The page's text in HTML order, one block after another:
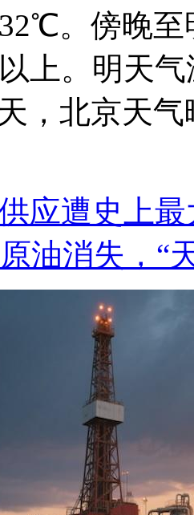
。傍晚至
上。明天
，北京天气
应遭史上
油消失，“